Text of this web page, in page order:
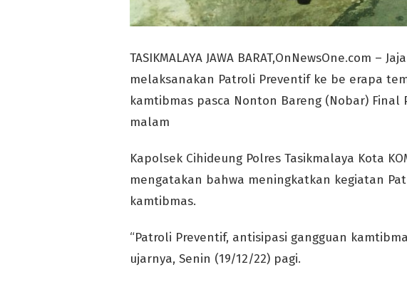
TASIKMALAYA JAWA BARAT,OnNewsOne.com –
melaksanakan Patroli Preventif ke be erapa
kamtibmas pasca Nonton Bareng (Nobar) Final
malam
Kapolsek Cihideung Polres Tasikmalaya Kota
mengatakan bahwa meningkatkan kegiatan
kamtibmas.
“Patroli Preventif, antisipasi gangguan
ujarnya, Senin (19/12/22) pagi.